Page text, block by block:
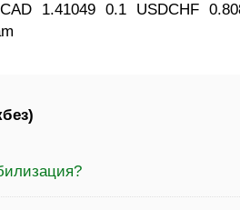
1.41049 0.1 USDCHF